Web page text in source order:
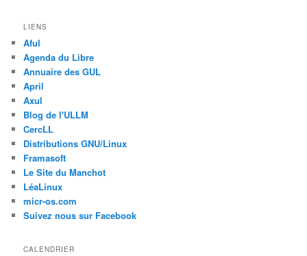
LIENS
Aful
Agenda du Libre
Annuaire des GUL
April
Axul
Blog de l'ULLM
CercLL
Distributions GNU/Linux
Framasoft
Le Site du Manchot
LéaLinux
micr-os.com
Suivez nous sur Facebook
CALENDRIER